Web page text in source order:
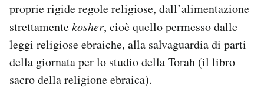
proprie rigide regole religiose, dall’alimentazione
strettamentekosher, cioè quello permesso dalle
leggi religiose ebraiche, alla salvaguardia di parti
della giornata per lo studio della Torah (il libro
sacro della religione ebraica).